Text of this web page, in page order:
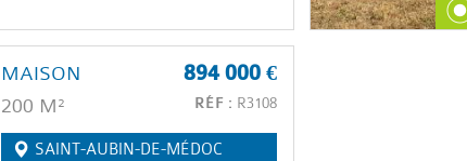
894 000 €
RÉF : R3108
MAISON
200 M²
SAINT-AUBIN-DE-MÉDOC